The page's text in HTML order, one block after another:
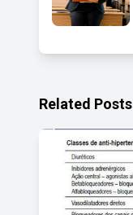
Related Posts